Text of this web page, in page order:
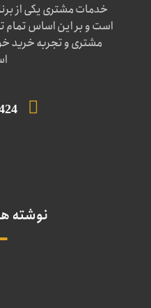
خدمات مشتری یکی از
است و بر این اساس تمام
مشتری و تجربه خرید
نوشته